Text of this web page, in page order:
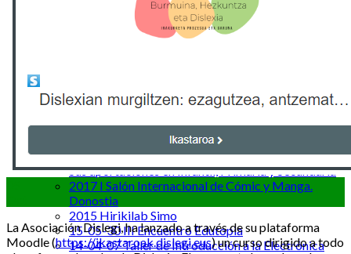
Ikaskidetza Sarea
2013-2014 Memoria final Proyecto Ikaskidetza
Publicaciones
13-08-05 revista comunicación y pedagogia
CITAGR Artículo de investigación
18-03-13 La robótica y la programación educativa.
Sus aportaciones en Infantil, Primaria y Secundaria
2017 I Salón Internacional de Cómic y Manga.
Donostia
2015 Hirikilab Simo
15-05-30 III Encuentro Edutopia
14-04-07 Taller de Introducción a la Electrónica
La Asociación Dislegi, ha lanzado a través de su plataforma
Moodle (https://ikastaroak.dislegi.eus) un curso dirigido a todo